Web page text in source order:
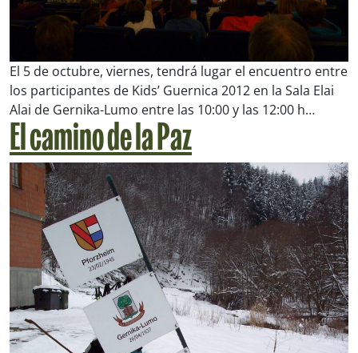
El 5 de octubre, viernes, tendrá lugar el encuentro entre
los participantes de Kids’ Guernica 2012 en la Sala Elai
Alai de Gernika-Lumo entre las 10:00 y las 12:00 h…
El camino de la Paz